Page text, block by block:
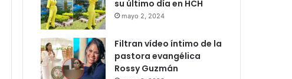
su último día en HCH
mayo 2, 2024
Filtran vídeo íntimo de la
pastora evangélica
Rossy Guzmán